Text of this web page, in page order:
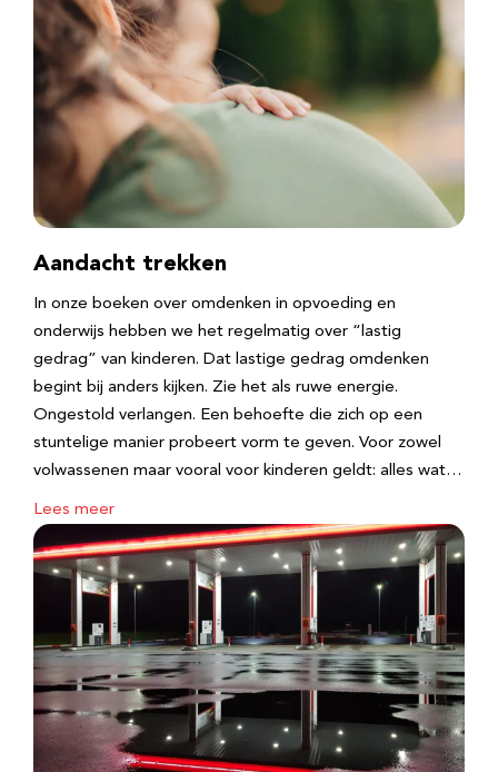
Aandacht trekken
In onze boeken over omdenken in opvoeding en
onderwijs hebben we het regelmatig over “lastig
gedrag” van kinderen. Dat lastige gedrag omdenken
begint bij anders kijken. Zie het als ruwe energie.
Ongestold verlangen. Een behoefte die zich op een
stuntelige manier probeert vorm te geven. Voor zowel
volwassenen maar vooral voor kinderen geldt: alles wat…
Lees meer